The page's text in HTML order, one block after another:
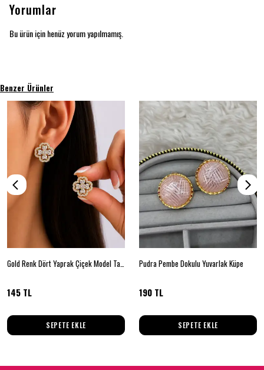
Yorumlar
Bu ürün için henüz yorum yapılmamış.
Benzer Ürünler
Gold Renk Dört Yaprak Çiçek Model Taşlı Kadın Küpe
145 TL
SEPETE EKLE
Pudra Pembe Dokulu Yuvarlak Küpe
190 TL
SEPETE EKLE